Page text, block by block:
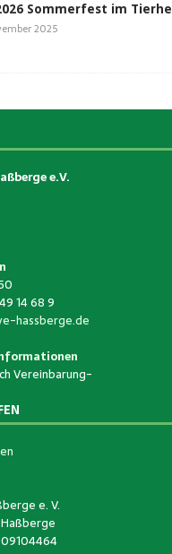
Sommerfest im
2025
e.V.
14 68 9
hassberge.de
Vereinbarung-
e. V.